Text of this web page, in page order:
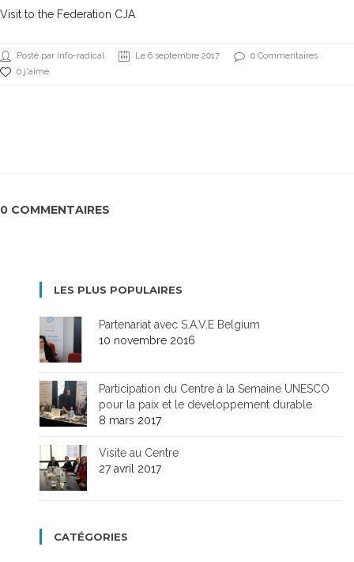
Visit to the Federation CJA
Posté par info-radical Le 6 septembre 2017
0 Commentaires
0 j'aime
0 COMMENTAIRES
LES PLUS POPULAIRES
Partenariat avec S.A.V.E Belgium
10 novembre 2016
Participation du Centre à la Semaine UNESCO
pour la paix et le développement durable
8 mars 2017
Visite au Centre
27 avril 2017
CATÉGORIES